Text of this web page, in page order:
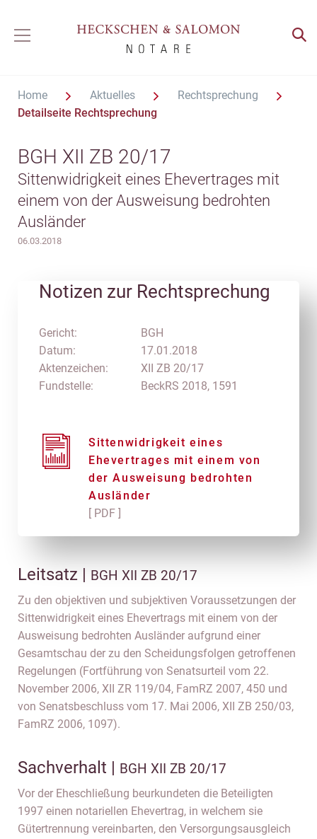
Home Aktuelles
Rechtsprechung
Detailseite Rechtsprechung
BGH XII ZB 20/17
Sittenwidrigkeit eines Ehevertrages mit
einem von der Ausweisung bedrohten
Ausländer
06.03.2018
Notizen zur Rechtsprechung
Gericht:
Datum:
Aktenzeichen:
Fundstelle:
BGH
17.01.2018
XII ZB 20/17
BeckRS 2018, 1591
Sittenwidrigkeit eines
Ehevertrages mit einem von
der Ausweisung bedrohten
Ausländer
[ PDF ]
Leitsatz | BGH XII ZB 20/17
Zu den objektiven und subjektiven Voraussetzungen der
Sittenwidrigkeit eines Ehevertrags mit einem von der
Ausweisung bedrohten Ausländer aufgrund einer
Gesamtschau der zu den Scheidungsfolgen getroffenen
Regelungen (Fortführung von Senatsurteil vom 22.
November 2006, XII ZR 119/04, FamRZ 2007, 450 und
von Senatsbeschluss vom 17. Mai 2006, XII ZB 250/03,
FamRZ 2006, 1097).
Sachverhalt | BGH XII ZB 20/17
Vor der Eheschließung beurkundeten die Beteiligten
1997 einen notariellen Ehevertrag, in welchem sie
Gütertrennung vereinbarten, den Versorgungsausgleich